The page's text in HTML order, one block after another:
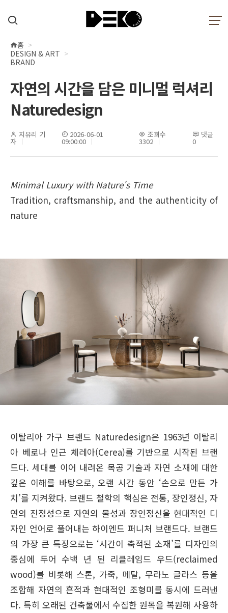
현
재
치
홈
DESIGN & ART
BRAND
자연의 시간을 담은 미니멀 럭셔리
Naturedesign
지유리 기
자
2026-06-01
09:00:00
조회수
3302
댓글
0
Minimal Luxury with Nature's Time
Tradition, craftsmanship, and the authenticity of
nature
이탈리아 가구 브랜드 Naturedesign은 1963년 이탈리
아 베로나 인근 체레아(Cerea)를 기반으로 시작된 브랜
드다. 세대를 이어 내려온 목공 기술과 자연 소재에 대한
깊은 이해를 바탕으로, 오랜 시간 동안 ‘손으로 만든 가
치’를 지켜왔다. 브랜드 철학의 핵심은 전통, 장인정신, 자
연의 진정성으로 자연의 물성과 장인정신을 현대적인 디
자인 언어로 풀어내는 하이엔드 퍼니처 브랜드다. 브랜드
의 가장 큰 특징으로는 ‘시간이 축적된 소재’를 디자인의
중심에 두어 수백 년 된 리클레임드 우드(reclaimed
wood)를 비롯해 스톤, 가죽, 메탈, 무라노 글라스 등을
조합해 자연의 흔적과 현대적인 조형미를 동시에 드러낸
다. 특히 오래된 건축물에서 수집한 원목을 복원해 사용하